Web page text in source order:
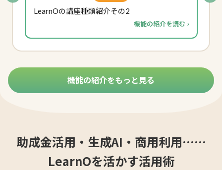
LearnOの講座種類紹介その2
機能の紹介をもっと見る
助成金活用・生成AI・商用利用……
LearnOを活かす活用術